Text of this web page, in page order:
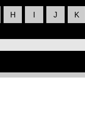
H I J K